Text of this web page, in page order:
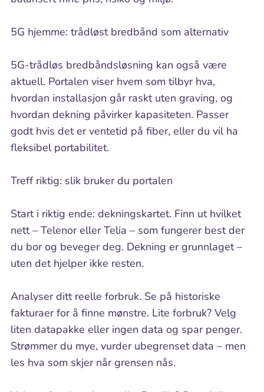
5G hjemme: trådløst bredbånd som alternativ
5G-trådløs bredbåndsløsning kan også være
aktuell. Portalen viser hvem som tilbyr hva,
hvordan installasjon går raskt uten graving, og
hvordan dekning påvirker kapasiteten. Passer
godt hvis det er ventetid på fiber, eller du vil ha
fleksibel portabilitet.
Treff riktig: slik bruker du portalen
Start i riktig ende: dekningskartet. Finn ut hvilket
nett – Telenor eller Telia – som fungerer best der
du bor og beveger deg. Dekning er grunnlaget –
uten det hjelper ikke resten.
Analyser ditt reelle forbruk. Se på historiske
fakturaer for å finne mønstre. Lite forbruk? Velg
liten datapakke eller ingen data og spar penger.
Strømmer du mye, vurder ubegrenset data – men
les hva som skjer når grensen nås.